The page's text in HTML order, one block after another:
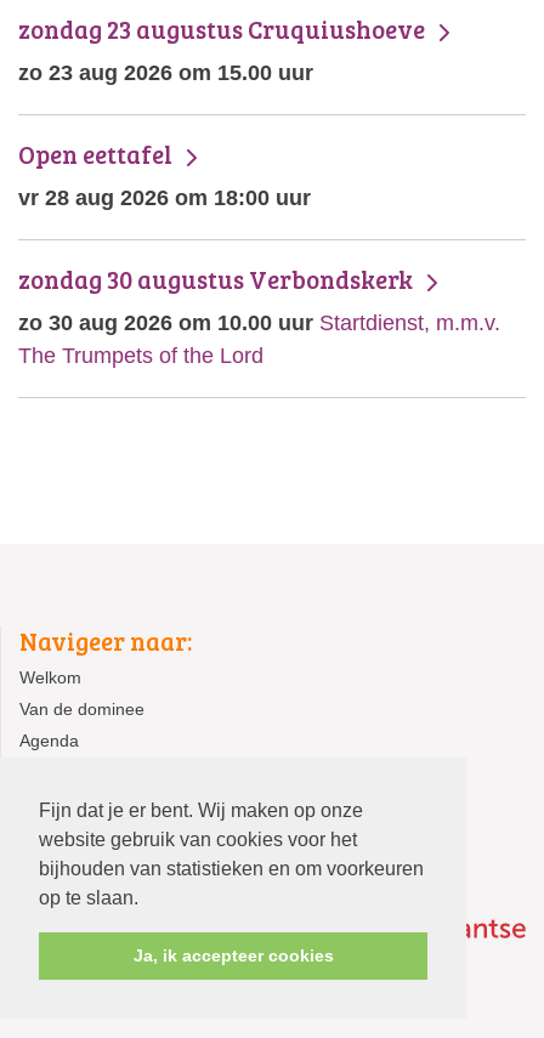
Fijn dat je er bent. Wij maken op onze
website gebruik van cookies voor het
bijhouden van statistieken en om voorkeuren
op te slaan.
Ja, ik accepteer cookies
zondag 23 augustus Cruquiushoeve
zo 23 aug 2026 om 15.00 uur
Open eettafel
vr 28 aug 2026 om 18:00 uur
zondag 30 augustus Verbondskerk
zo 30 aug 2026 om 10.00 uur Startdienst, m.m.v.
The Trumpets of the Lord
Navigeer naar:
Welkom
Van de dominee
Agenda